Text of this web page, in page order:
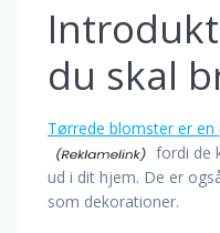
du skal
Tørrede blomster er
fordi de
ud i dit hjem. De er
som dekorationer.